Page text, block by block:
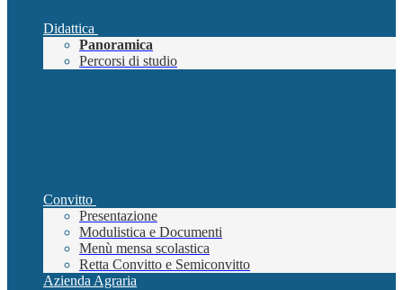
Didattica
Panoramica
Percorsi di studio
Convitto
Presentazione
Modulistica e Documenti
Menù mensa scolastica
Retta Convitto e Semiconvitto
Azienda Agraria